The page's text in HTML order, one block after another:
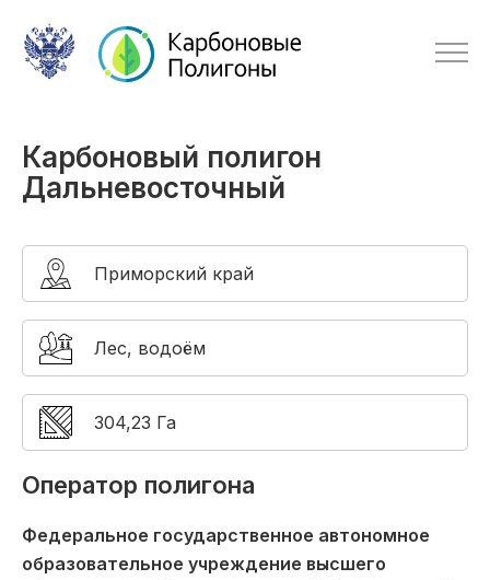
Карбоновый полигон
Дальневосточный
Приморский край
Лес, водоём
304,23 Га
Оператор полигона
Федеральное государственное автономное
образовательное учреждение высшего